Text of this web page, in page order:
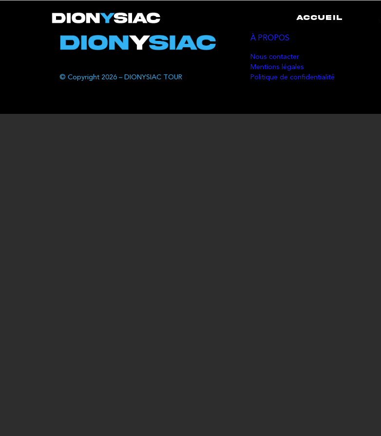
ACCUEIL
© Copyright 2026 – DIONYSIAC TOUR
À PROPOS
Nous contacter
Mentions légales
Politique de confidentialité